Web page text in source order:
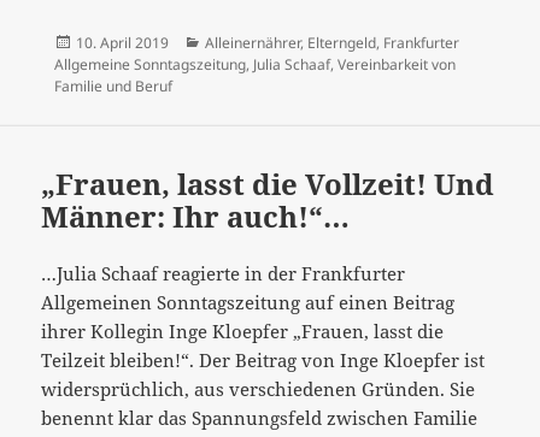
der
vereinbare
Nicht-
Vereinbarkeit
Familie
und
Beruf?
Veröffentlicht
am
10. April 2019 Kategorien
Alleinernährer, Elterngeld, Frankfurter
Allgemeine Sonntagszeitung, Julia Schaaf, Vereinbarkeit von
Familie und Beruf
„Frauen, lasst die Vollzeit! Und
Männer: Ihr auch!“…
…Julia Schaaf reagierte in der Frankfurter
Allgemeinen Sonntagszeitung auf einen Beitrag
ihrer Kollegin Inge Kloepfer „Frauen, lasst die
Teilzeit bleiben!“. Der Beitrag von Inge Kloepfer ist
widersprüchlich, aus verschiedenen Gründen. Sie
benennt klar das Spannungsfeld zwischen Familie